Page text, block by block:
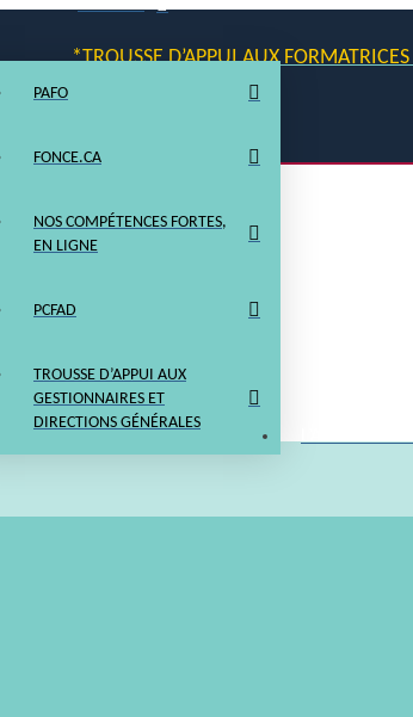
*TROUSSE D’APPUI AUX
PAFO
FONCE.CA
NOS COMPÉTENCES FORTES,
EN LIGNE
PCFAD
TROUSSE D’APPUI AUX
GESTIONNAIRES ET
DIRECTIONS GÉNÉRALES